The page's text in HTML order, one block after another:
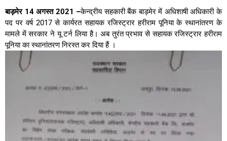
बाड़मेर 14 अगस्त 2021 –केन्द्रीय सहकारी बैंक बाड़मेर में अधिशाषी अधिकारी के
पद पर वर्ष 2017 से कार्यरत सहायक रजिस्ट्रार हरीराम पूनिया के स्थानांतरण के
मामले में सरकार ने यू टर्न लिया है। अब तुरंत प्रभाव से सहायक रजिस्ट्रार हरीराम
पूनिया का स्थानांतरण निरस्त कर दिया हैं ।